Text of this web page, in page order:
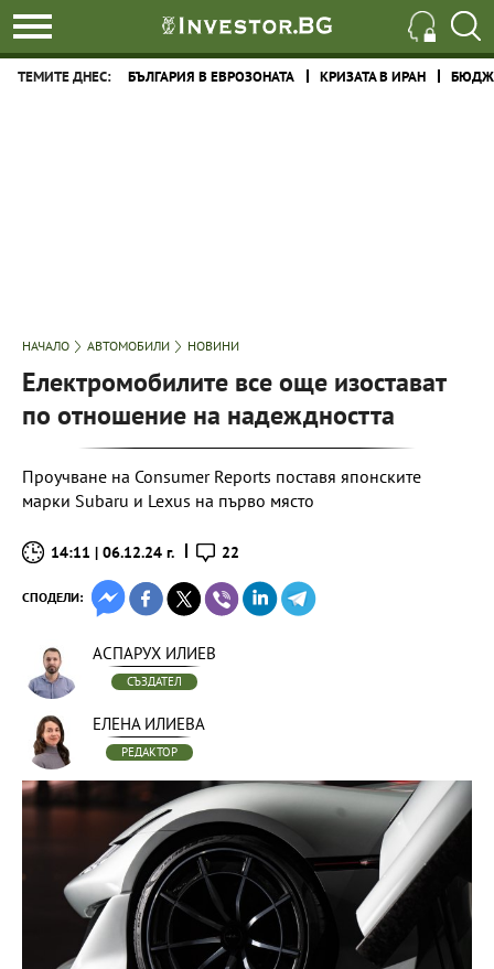
ТЕМИТЕ ДНЕС: БЪЛГАРИЯ В ЕВРОЗОНАТА КРИЗАТА В ИРАН
НАЧАЛО АВТОМОБИЛИ НОВИНИ
Електромобилите все още изостават
по отношение на надеждността
Проучване на Consumer Reports поставя японските
марки Subaru и Lexus на първо място
14:11 | 06.12.24 г. 22
СПОДЕЛИ:
АСПАРУХ ИЛИЕВ
СЪЗДАТЕЛ
ЕЛЕНА ИЛИЕВА
РЕДАКТОР